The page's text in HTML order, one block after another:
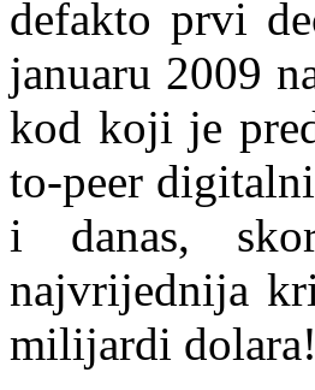
defakto prvi
januaru 2009
kod koji je
to-peer
i danas,
najvrijednija
milijardi dolara!